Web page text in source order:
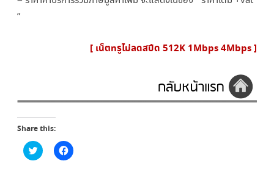
”
[ เน็ตทรูไม่ลดสปีด 512K 1Mbps 4Mbps ]
Share this:
C
l
C
l